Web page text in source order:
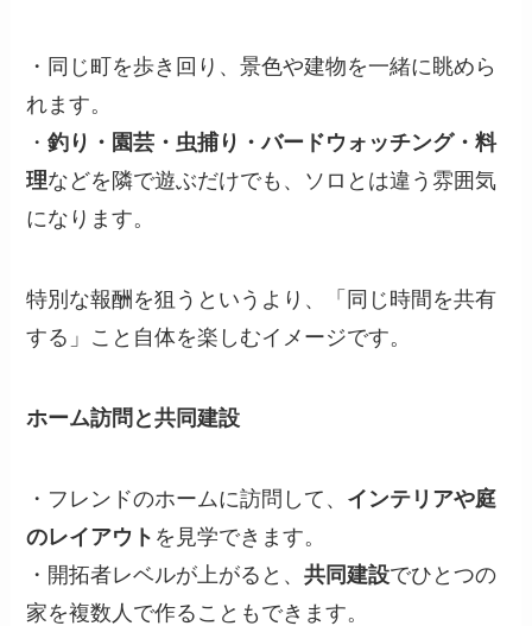
・同じ町を歩き回り、景色や建物を一緒に眺めら
れます。
・釣り・園芸・虫捕り・バードウォッチング・料
理などを隣で遊ぶだけでも、ソロとは違う雰囲気
になります。
特別な報酬を狙うというより、「同じ時間を共有
する」こと自体を楽しむイメージです。
ホーム訪問と共同建設
・フレンドのホームに訪問して、 インテリアや庭
のレイアウト を見学できます。
・開拓者レベルが上がると、共同建設でひとつの
家を複数人で作ることもできます。